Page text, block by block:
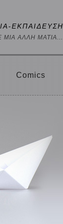
ΕΚΠΑΙΔΕΥΣΗ
ΜΙΑ ΑΛΛΗ ΜΑΤΙΑ...
Comics